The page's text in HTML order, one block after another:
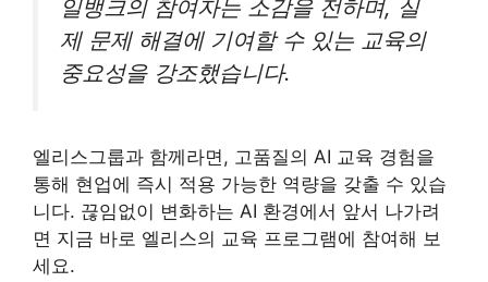
일뱅크의 참여자는 소감을 전하며, 실
제 문제 해결에 기여할 수 있는 교육의
중요성을 강조했습니다.
엘리스그룹과 함께라면, 고품질의 AI 교육 경험을
통해 현업에 즉시 적용 가능한 역량을 갖출 수 있습
니다. 끊임없이 변화하는 AI 환경에서 앞서 나가려
면 지금 바로 엘리스의 교육 프로그램에 참여해 보
세요.